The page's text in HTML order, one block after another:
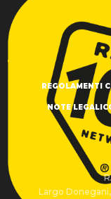
REGOLAMENTI
NOTE LEGALI
Largo Donegani,